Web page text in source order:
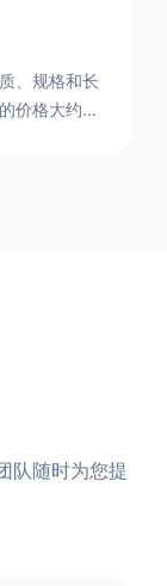
、规格和长
价格大约在
队随时为您提